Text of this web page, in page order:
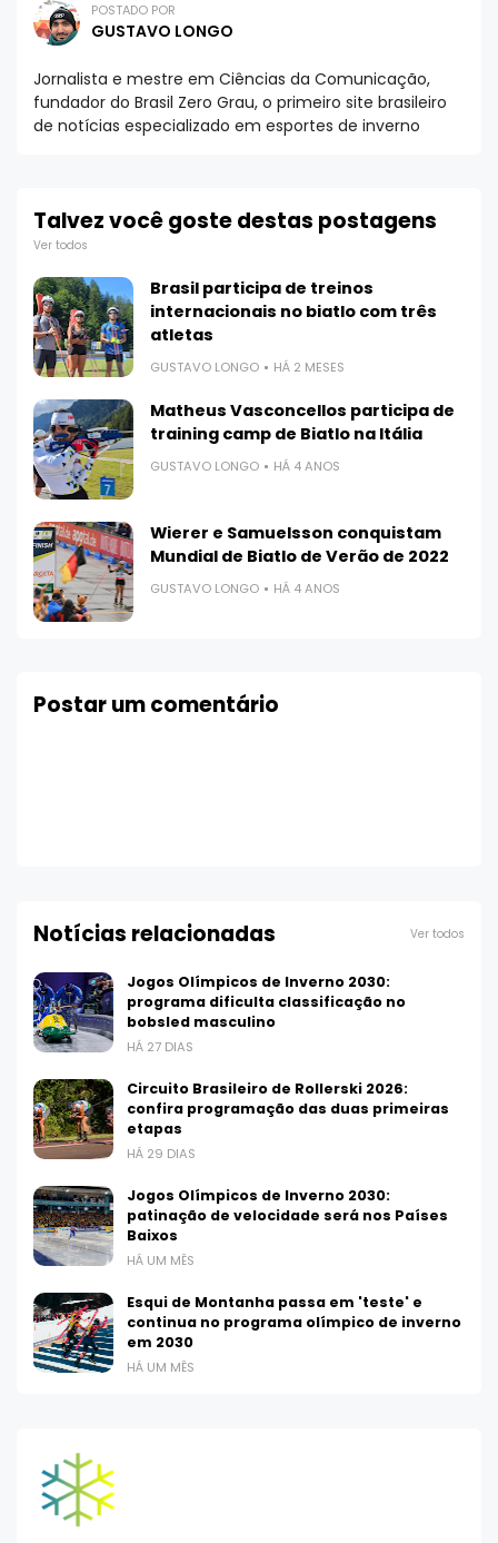
POSTADO POR
GUSTAVO LONGO
Jornalista e mestre em Ciências da Comunicação,
fundador do Brasil Zero Grau, o primeiro site brasileiro
de notícias especializado em esportes de inverno
Talvez você goste destas postagens
Ver todos
Brasil participa de treinos
internacionais no biatlo com três
atletas
GUSTAVO LONGO HÁ 2 MESES
Matheus Vasconcellos participa de
training camp de Biatlo na Itália
GUSTAVO LONGO HÁ 4 ANOS
Wierer e Samuelsson conquistam
Mundial de Biatlo de Verão de 2022
GUSTAVO LONGO HÁ 4 ANOS
Postar um comentário
Notícias relacionadas Ver todos
Jogos Olímpicos de Inverno 2030:
programa dificulta classificação no
bobsled masculino
HÁ 27 DIAS
Circuito Brasileiro de Rollerski 2026:
confira programação das duas primeiras
etapas
HÁ 29 DIAS
Jogos Olímpicos de Inverno 2030:
patinação de velocidade será nos Países
Baixos
HÁ UM MÊS
Esqui de Montanha passa em 'teste' e
continua no programa olímpico de inverno
em 2030
HÁ UM MÊS